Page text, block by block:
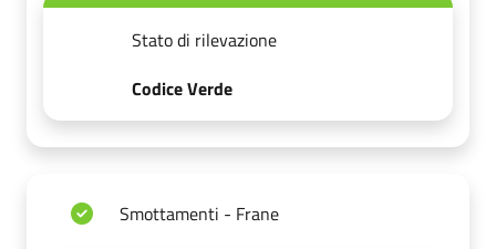
Stato di rilevazione
Codice Verde
Smottamenti - Frane